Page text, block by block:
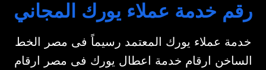
رقم خدمة عملاء يورك المجاني
خدمة عملاء يورك المعتمد رسيماً فى مصر الخط
الساخن ارقام خدمة اعطال يورك فى مصر ارقام